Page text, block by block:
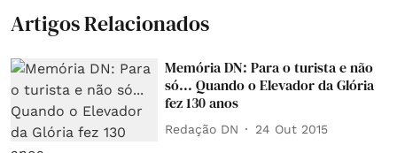
Artigos Relacionados
Memória DN: Para o turista e não
só... Quando o Elevador da Glória
fez 130 anos
Redação DN 24 Out 2015